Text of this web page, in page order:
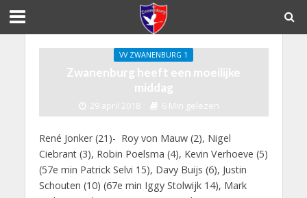
VV ZWANENBURG 1
Zwanenburg heeft een moeilijke
middag
29 april 2018 6 Min gelezen
René Jonker (21)- Roy von Mauw (2), Nigel
Ciebrant (3), Robin Poelsma (4), Kevin Verhoeve (5)
(57e min Patrick Selvi 15), Davy Buijs (6), Justin
Schouten (10) (67e min Iggy Stolwijk 14), Mark